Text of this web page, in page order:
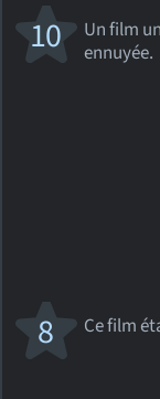
Un film
ennuyée.
10
Ce film
8